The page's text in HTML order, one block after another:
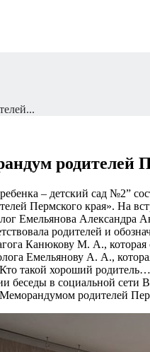
родителей
– детский сад №2”
Пермского края». На
Емельянова Александра
родителей и
Канюкову М. А.,
Емельянову А. А.,
такой хороший
в социальной сети
родителей